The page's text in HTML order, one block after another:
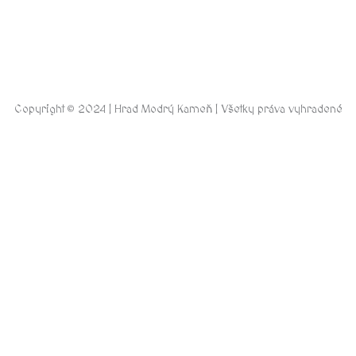
Copyright © 2024 | Hrad Modrý Kameň | Všetky práva vyhradené